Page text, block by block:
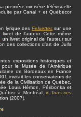
première minisérie télévisuelle
par Canal + et Québécor
lyrique des Feluettessur une
de l’auteur. Cette même
, un livret original de l’auteur sur
des collections d’art de Juifs
expositions historiques et
pour le Musée de l'Amérique
de Bordeaux en France
invitait les conservateurs de
de la Civilisation de Québec,
Louis Hémon, Péribonka et
à Montréal,« Tous ces
(2007).